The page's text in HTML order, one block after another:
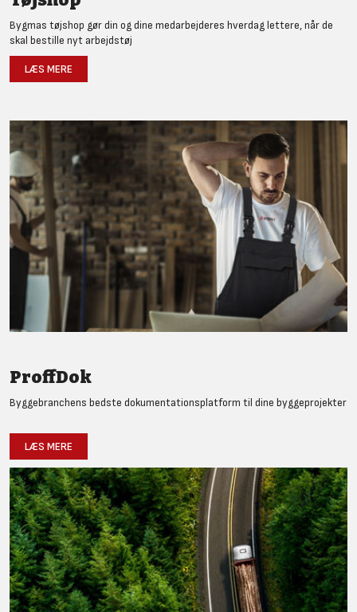
Bygmas tøjshop gør din og dine medarbejderes hverdag lettere, når de
skal bestille nyt arbejdstøj
LÆS MERE
ProffDok
Byggebranchens bedste dokumentationsplatform til dine byggeprojekter
LÆS MERE